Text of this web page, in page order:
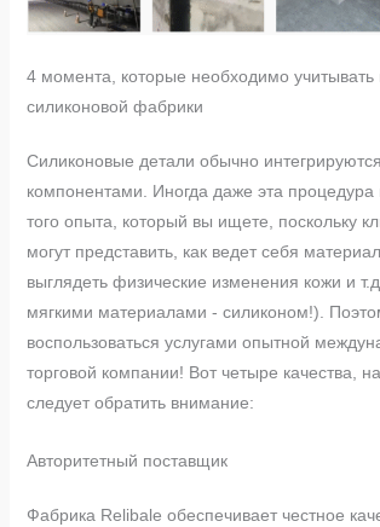
4 момента, которые необходимо
силиконовой фабрики
Силиконовые детали обычно
компонентами. Иногда даже эта процедура
того опыта, который вы ищете, поскольку
могут представить, как ведет себя
выглядеть физические изменения кожи и
мягкими материалами - силиконом!).
воспользоваться услугами опытной
торговой компании! Вот четыре качества,
следует обратить внимание:
Авторитетный поставщик
Фабрика Relibale обеспечивает честное